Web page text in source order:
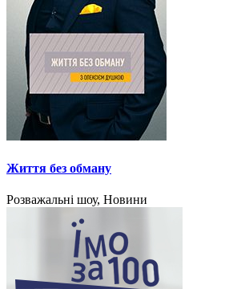
Життя без обману
Розважальні шоу, Новини